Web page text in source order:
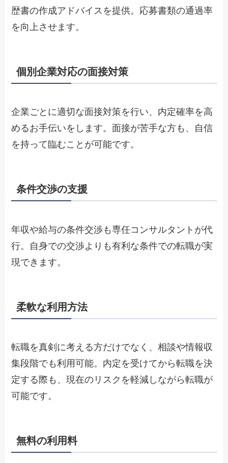
歴書の作成アドバイスを提供。応募書類の通過率
を向上させます。
個別企業対応の面接対策
企業ごとに適切な面接対策を行い、内定確率を高
めるお手伝いをします。面接が苦手な方も、自信
を持って臨むことが可能です。
条件交渉の支援
年収や給与の条件交渉も専任コンサルタントが代
行。自身での交渉よりも有利な条件での転職が実
現できます。
柔軟な利用方法
転職を真剣に考える方だけでなく、相談や情報収
集段階でも利用可能。内定を受けてから転職を決
定する際も、現在のリスクを軽減しながら転職が
可能です。
無料の利用料